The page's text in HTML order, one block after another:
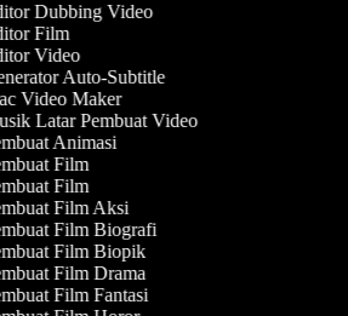
Dubbing Video
Film
Video
Auto-Subtitle
Video Maker
Latar Pembuat Video
Animasi
Film
Film
Film Aksi
Film Biografi
Film Biopik
Film Drama
Film Fantasi